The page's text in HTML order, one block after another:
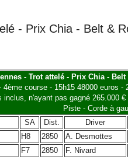
- Prix Chia - Belt &
- Trot attelé - Prix Chia -
4ème course - 15h15 48000 euros
inclus, n'ayant pas gagné 265.000
Piste - Corde à
SA Dist. Driver
H8 2850 A. Desmottes
F7 2850 F. Nivard